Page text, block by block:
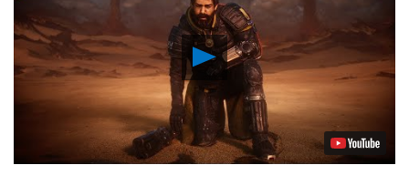
Reproducir
vídeo